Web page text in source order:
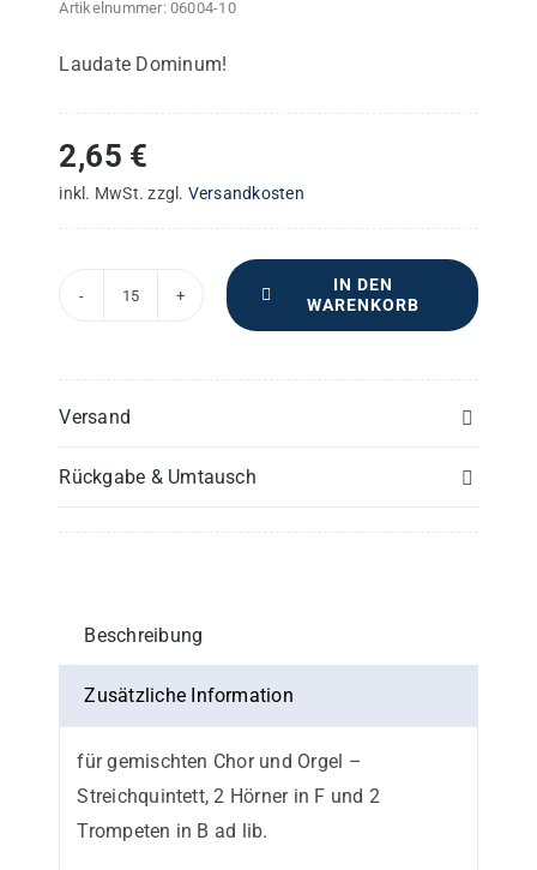
Artikelnummer: 06004-10
Laudate Dominum!
2,65 €
inkl. MwSt. zzgl. Versandkosten
Bass
-
IN DEN
WARENKORB
Versand
Rückgabe & Umtausch
Beschreibung
Zusätzliche Information
für gemischten Chor und Orgel –
Streichquintett, 2 Hörner in F und 2
Trompeten in B ad lib.